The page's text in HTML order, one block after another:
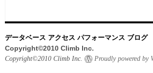
データベース アクセス パフォーマンス ブログ
Copyright©2010 Climb Inc.
Copyright©2010 Climb Inc. Proudly powered by